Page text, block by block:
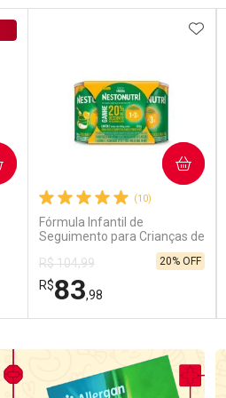
(10)
Fórmula Infantil de
Seguimento para Crianças de
Primeira Infância Nestonutri
2 Unidades de 800g cada
R$ 104,99
R$83,98
20% OFF
COMPRAR
Laboratório
Por Menos